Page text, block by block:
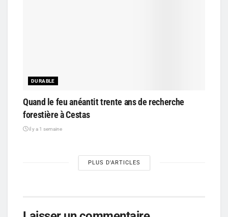
DURABLE
Quand le feu anéantit trente ans de recherche
forestière à Cestas
il y a 1 semaine
PLUS D'ARTICLES